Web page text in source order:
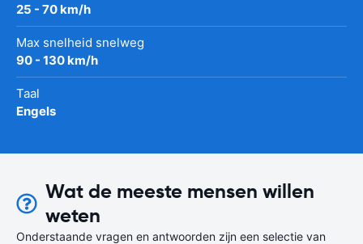
25 - 70 km/h
Max snelheid snelweg
90 - 130 km/h
Taal
Engels
Wat de meeste mensen willen
weten
Onderstaande vragen en antwoorden zijn een selectie van